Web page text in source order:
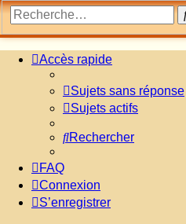
Accès rapide
Sujets sans réponse
Sujets actifs
Rechercher
FAQ
Connexion
S’enregistrer